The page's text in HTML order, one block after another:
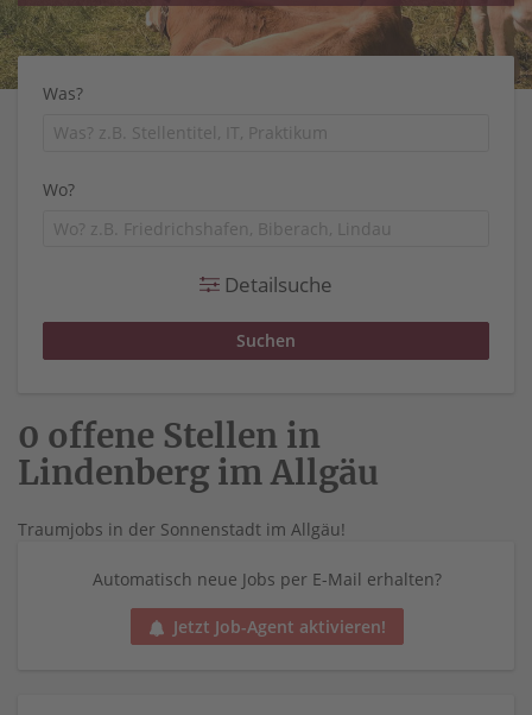
Was?
Wo?
Detailsuche
0 offene Stellen in
Lindenberg im Allgäu
Traumjobs in der Sonnenstadt im Allgäu!
Automatisch neue Jobs per E-Mail erhalten?
Jetzt Job-Agent aktivieren!